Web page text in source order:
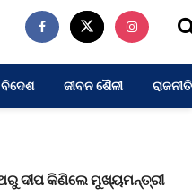
ବିଦେଶ ଜୀବନ ଶୈଳୀ ରାଜନୀତି
ଦୀପ କିଣିଲେ ମୁଖ୍ୟମନ୍ତ୍ରୀ